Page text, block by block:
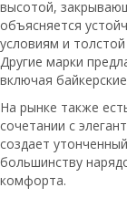
высотой,
объясняется
условиям и
Другие марки
включая
На рынке также
сочетании с
создает
большинству
комфорта.